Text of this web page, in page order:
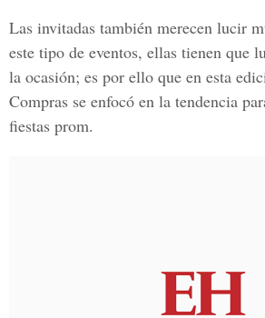
Las invitadas también merecen lucir
este tipo de eventos, ellas tienen que
la ocasión; es por ello que en esta
Compras se enfocó en la tendencia
fiestas prom.